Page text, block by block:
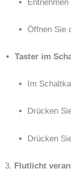
Öffnen Sie
Taster im
Im
Drücken
Drücken
3. Flutlicht